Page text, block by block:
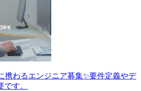
携わるエンジニア募集✨要件定義やデ
す。